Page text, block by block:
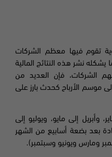
تقوم فيها معظم الشركات
يشكله نشر هذه النتائج المالية
الشركات، فإن العديد من
موسم الأرباح كحدث بارز على
وأبريل إلى مايو، ويوليو إلى
بعد بضعة أسابيع من الشهر
ومارس ويونيو وسبتمبر).